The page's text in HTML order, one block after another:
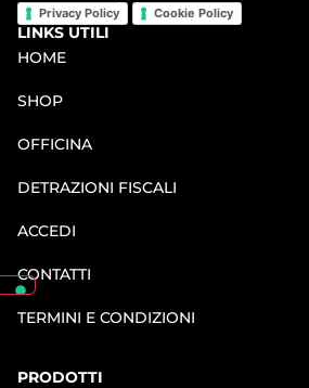
Privacy Policy Cookie Policy
LINKS UTILI
HOME
SHOP
OFFICINA
DETRAZIONI FISCALI
ACCEDI
CONTATTI
TERMINI E CONDIZIONI
PRODOTTI